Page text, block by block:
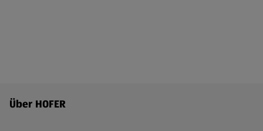
Fußzeilenmenü - weitere Links
Über HOFER